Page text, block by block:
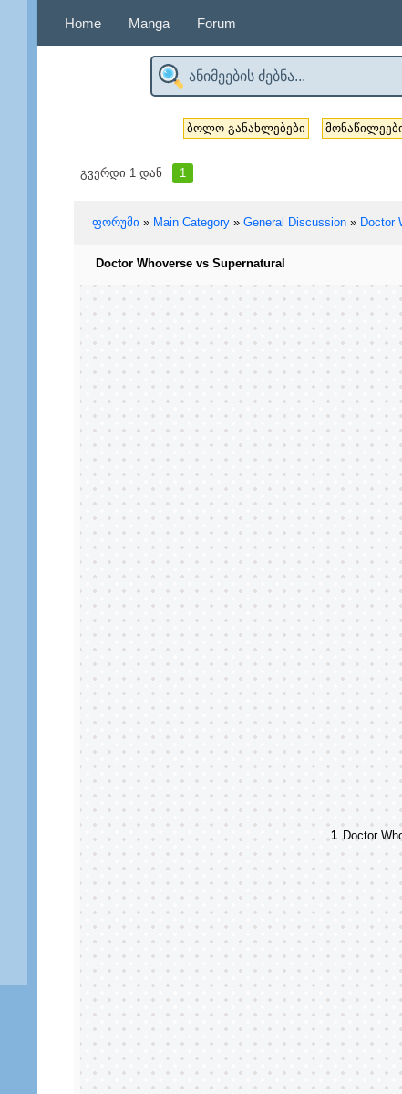
Home Manga Forum
ბოლო განახლებები
გვერდი 1დან 1
ფორუმი » Main Category » General Discussion » Doctor
Doctor Whoverse vs Supernatural
1.Doctor